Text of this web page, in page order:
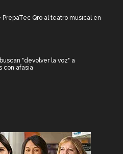
PrepaTec Qro al teatro musical en
"devolver la voz" a
con afasia